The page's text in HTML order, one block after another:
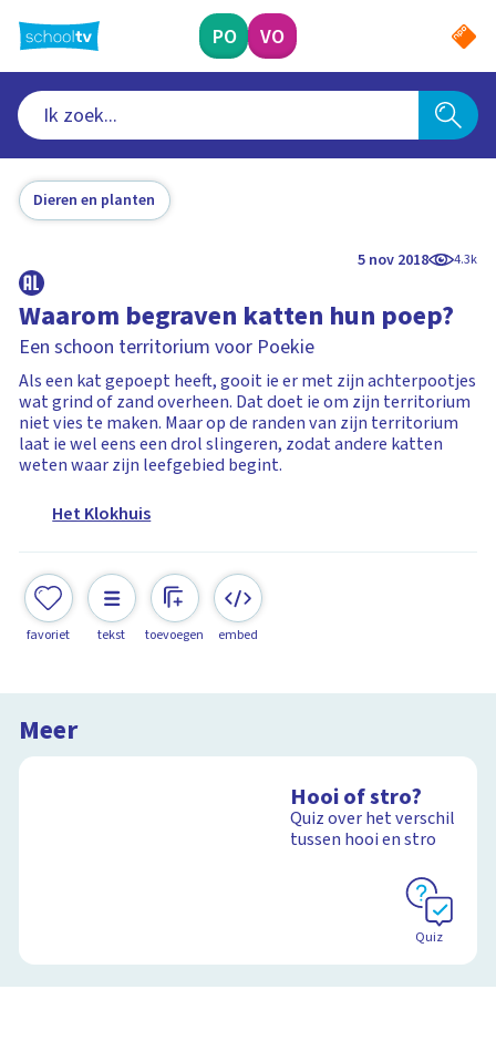
naar
hoofdinhoud
PO VO
Dieren en planten
5 nov 2018 4.3k
Waarom begraven katten hun poep?
Een schoon territorium voor Poekie
Als een kat gepoept heeft, gooit ie er met zijn achterpootjes
wat grind of zand overheen. Dat doet ie om zijn territorium
niet vies te maken. Maar op de randen van zijn territorium
laat ie wel eens een drol slingeren, zodat andere katten
weten waar zijn leefgebied begint.
Het Klokhuis
favoriet tekst toevoegen embed
Meer
Hooi of stro?
Quiz over het verschil
tussen hooi en stro
Quiz